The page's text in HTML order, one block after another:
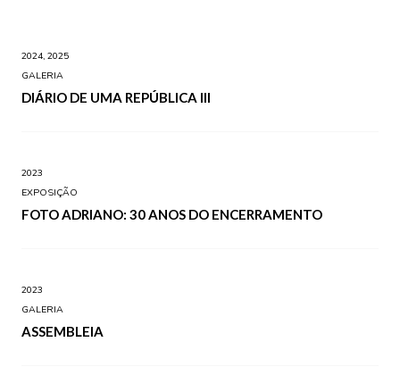
2024, 2025
GALERIA
DIÁRIO DE UMA REPÚBLICA III
2023
EXPOSIÇÃO
FOTO ADRIANO: 30 ANOS DO ENCERRAMENTO
2023
GALERIA
ASSEMBLEIA